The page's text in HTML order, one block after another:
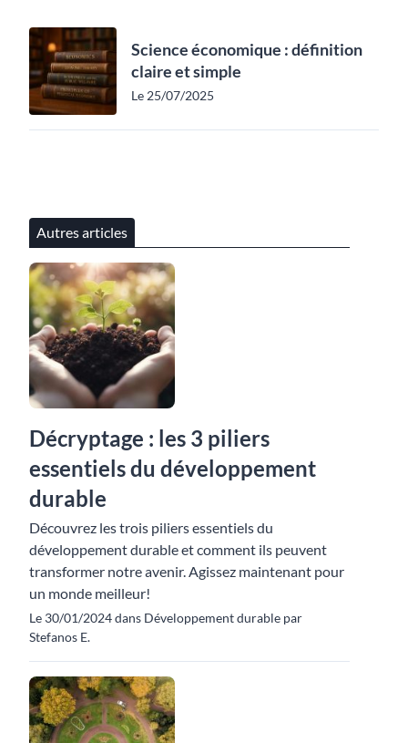
Science économique : définition
claire et simple
Le 25/07/2025
Autres articles
Décryptage : les 3 piliers
essentiels du développement
durable
Découvrez les trois piliers essentiels du
développement durable et comment ils peuvent
transformer notre avenir. Agissez maintenant pour
un monde meilleur!
Le 30/01/2024 dans Développement durable par
Stefanos E.